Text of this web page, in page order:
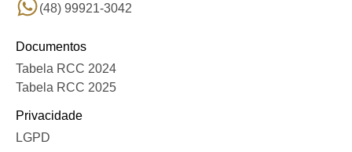
(48) 99921-3042
Documentos
Tabela RCC 2024
Tabela RCC 2025
Privacidade
LGPD